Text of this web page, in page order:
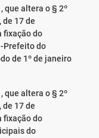
que altera o § 2º
de 17 de
fixação do
Prefeito do
de 1º de janeiro
que altera o § 2º
de 17 de
fixação do
do